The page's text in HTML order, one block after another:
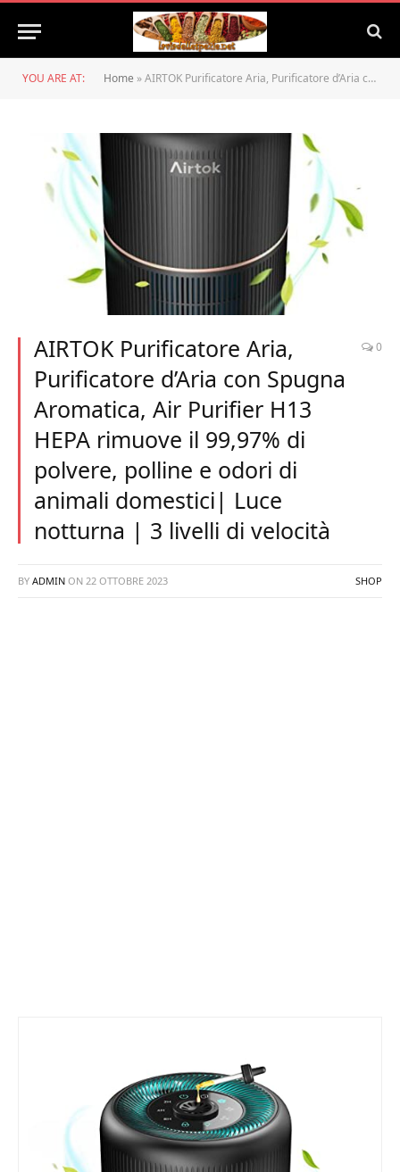
YOU ARE AT: Home »AIRTOK Purificatore Aria, Purificatore d’Aria con Spugna Aromatica, Air Purifier H13 HEPA rimuove il 99,97% di polvere, polline e odori di animali domestici| Luce notturna | 3 livelli di velocità
AIRTOK Purificatore Aria,
Purificatore d’Aria con Spugna
Aromatica, Air Purifier H13
HEPA rimuove il 99,97% di
polvere, polline e odori di
animali domestici| Luce
notturna | 3 livelli di velocità
0
BY ADMIN ON 22 OTTOBRE 2023 SHOP